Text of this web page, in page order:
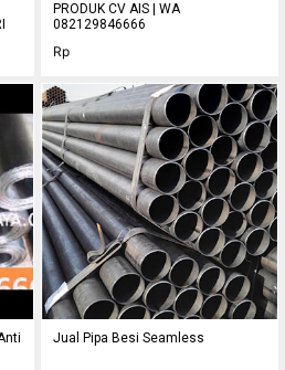
PRODUK CV AIS | WA
082129846666
Rp
Jual Pipa Besi Seamless